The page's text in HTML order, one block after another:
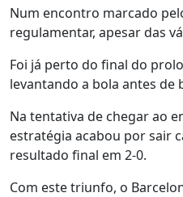
Num encontro marcado
regulamentar, apesar das
Foi já perto do final do
levantando a bola antes de
Na tentativa de chegar ao
estratégia acabou por sair
resultado final em 2-0.
Com este triunfo, o